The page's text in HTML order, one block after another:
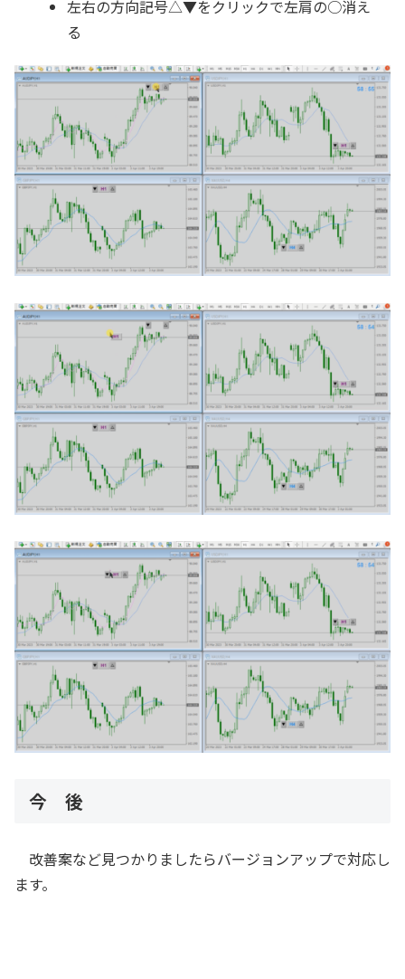
左右の方向記号△▼をクリックで左肩の○消え
る
今 後
改善案など見つかりましたらバージョンアップで対応し
ます。